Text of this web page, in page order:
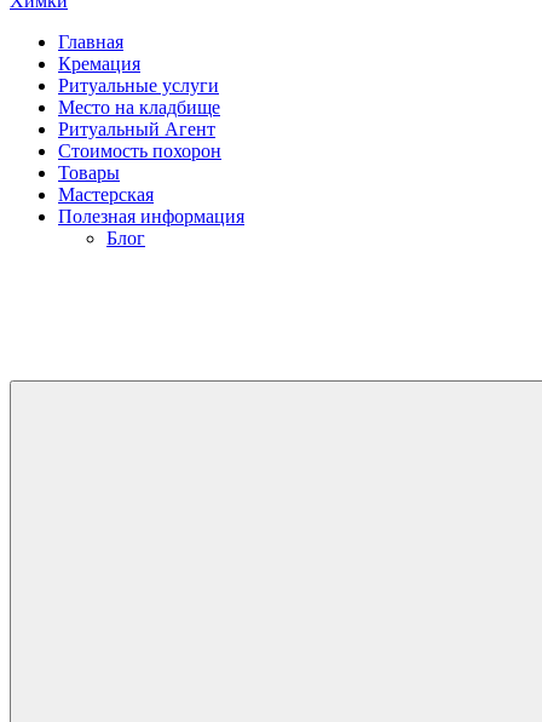
Главная
Кремация
Ритуальные услуги
Место на кладбище
Ритуальный Агент
Стоимость похорон
Товары
Мастерская
Полезная информация
Блог